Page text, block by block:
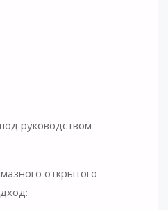
руководством
открытого